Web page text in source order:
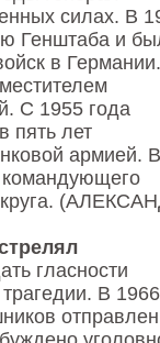
силах. В
Генштаба и
в Германии.
С 1955 года
пять лет
армией. В
гласности
В 1966